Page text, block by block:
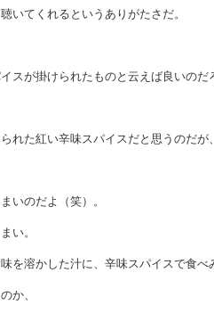
いてくれるというありがたさだ。
スが掛けられたものと云えば良いのだ
れた紅い辛味スパイスだと思うのだが、
いのだよ（笑）。
い。
を溶かした汁に、辛味スパイスで食べ
か、